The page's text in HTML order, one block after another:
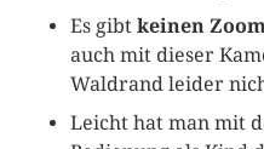
Es gibtkeinen
auch mit dieser
Waldrand leider
Leicht hat man mit